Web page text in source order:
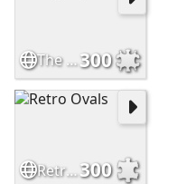
The Jungle300
Retro Ovals300